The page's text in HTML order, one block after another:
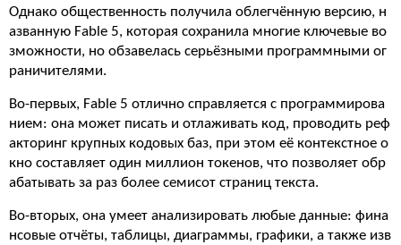
Однако общественность получила облегчённую версию, н
азванную Fable 5, которая сохранила многие ключевые во
зможности, но обзавелась серьёзными программными ог
раничителями.
Во-первых, Fable 5 отлично справляется с программирова
нием: она может писать и отлаживать код, проводить реф
акторинг крупных кодовых баз, при этом её контекстное о
кно составляет один миллион токенов, что позволяет обр
абатывать за раз более семисот страниц текста.
Во-вторых, она умеет анализировать любые данные: фина
нсовые отчёты, таблицы, диаграммы, графики, а также изв